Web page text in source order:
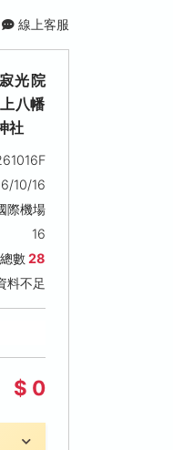
(四)
線上客服
光院
八幡
社
10/16
際機場
16
數28
料不足
$ 0